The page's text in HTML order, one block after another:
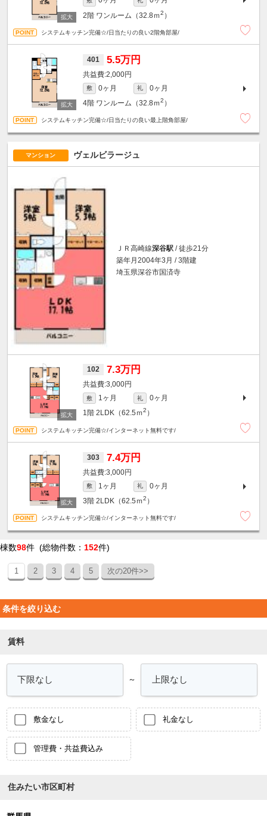
2階 ワンルーム（32.8ｍ2 ）
システムキッチン完備☆/日当たりの良い2階角部屋/
401 5.5万円
2,000円
敷 0ヶ月 礼
0ヶ月
4階 ワンルーム（32.8ｍ2 ）
システムキッチン完備☆/日当たりの良い最上階角部屋/
マンション ヴェルビラージュ
ＪＲ高崎線深谷駅 / 徒歩21分
築年月2004年3月 / 3階建
埼玉県深谷市国済寺
102 7.3万円
3,000円
敷 1ヶ月 礼
0ヶ月
1階 2LDK（62.5ｍ2 ）
システムキッチン完備☆/インターネット無料です/
303 7.4万円
3,000円
敷 1ヶ月 礼
0ヶ月
3階 2LDK（62.5ｍ2 ）
システムキッチン完備☆/インターネット無料です/
棟数98件 (総物件数： 152件)
1 2 3 4 5 次の20件>>
条件を絞り込む
賃料
～
敷金なし 礼金なし
管理費・共益費込み
住みたい市区町村